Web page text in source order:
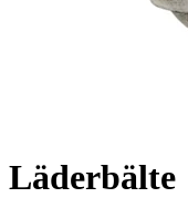
Läderbälte